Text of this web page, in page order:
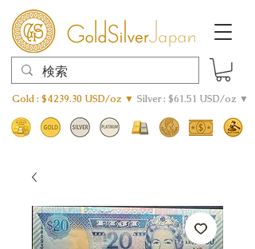
Gold : $4239.30 USD/oz ▼ Silver : $61.51 USD/oz ▼